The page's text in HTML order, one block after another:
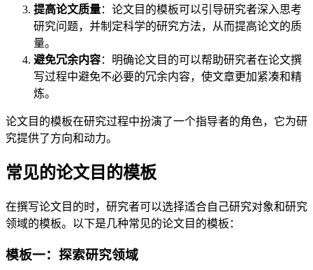
提高论文质量：论文目的模板可以引导研究者深入思考
研究问题，并制定科学的研究方法，从而提高论文的质
量。
避免冗余内容：明确论文目的可以帮助研究者在论文撰
写过程中避免不必要的冗余内容，使文章更加紧凑和精
炼。
论文目的模板在研究过程中扮演了一个指导者的角色，它为研
究提供了方向和动力。
常见的论文目的模板
在撰写论文目的时，研究者可以选择适合自己研究对象和研究
领域的模板。以下是几种常见的论文目的模板：
模板一：探索研究领域